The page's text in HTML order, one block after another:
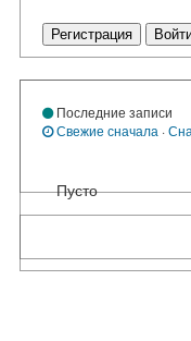
Регистрация
Последние записи
Свежие сначала ·
Пусто